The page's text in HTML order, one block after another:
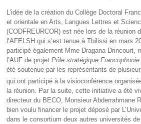
L’idée de la création du Collège Doctoral
et orientale en Arts, Langues Lettres et
(CODFREURCOR) est née lors de la réunion
l’AFELSH qui s’est tenue à Tbilissi en mars
participé également Mme Dragana Drincourt,
l’AUF de projetPôle stratégique
été soutenue par les représentants de
qui ont participé à la visioconférence
la réunion. Par la suite, cette initiative a été
directeur du BECO, Monsieur Abderrahmane
bien voulu financer le projet déposé par
dans le consortium deux autres universités